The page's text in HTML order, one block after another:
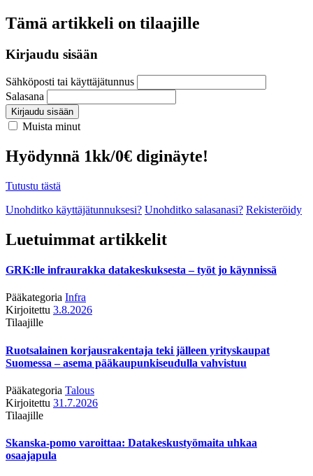
Tämä artikkeli on tilaajille
Kirjaudu sisään
Sähköposti tai käyttäjätunnus
Salasana
Kirjaudu sisään
Muista minut
Hyödynnä 1kk/0€ diginäyte!
Tutustu tästä
Unohditko käyttäjätunnuksesi? Unohditko salasanasi? Rekisteröidy
Luetuimmat artikkelit
GRK:lle infraurakka datakeskuksesta – työt jo käynnissä
Pääkategoria Infra
Kirjoitettu 3.8.2026
Tilaajille
Ruotsalainen korjausrakentaja teki jälleen yrityskaupat
Suomessa – asema pääkaupunkiseudulla vahvistuu
Pääkategoria Talous
Kirjoitettu 31.7.2026
Tilaajille
Skanska-pomo varoittaa: Datakeskustyömaita uhkaa
osaajapula